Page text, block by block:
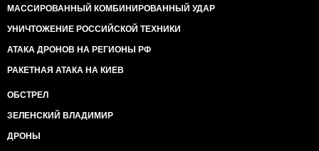
МАССИРОВАННЫЙ КОМБИНИРОВАННЫЙ УДАР
УНИЧТОЖЕНИЕ РОССИЙСКОЙ ТЕХНИКИ
АТАКА ДРОНОВ НА РЕГИОНЫ РФ
РАКЕТНАЯ АТАКА НА КИЕВ
ОБСТРЕЛ
ЗЕЛЕНСКИЙ ВЛАДИМИР
ДРОНЫ